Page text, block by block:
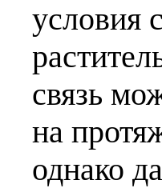
условия
связь
на
однако